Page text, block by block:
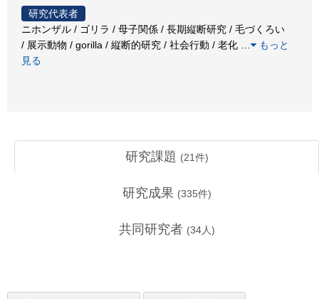
研究代表者
ニホンザル / ゴリラ / 母子関係 / 長期縦断研究 / 毛づくろい
/ 展示動物 / gorilla / 縦断的研究 / 社会行動 / 老化
もっと
見る
研究課題 (21件)
研究成果 (335件)
共同研究者 (34人)